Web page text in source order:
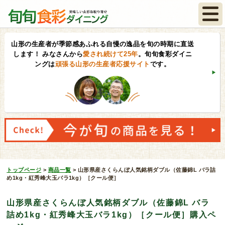
山形の生産者が季節感あふれる自慢の逸品を旬の時期に直送
します！ みなさんから愛され続けて25年。旬旬食彩ダイニ
ングは頑張る山形の生産者応援サイト です。
トップページ > 商品一覧 > 山形県産さくらんぼ人気銘柄ダブル（佐藤錦L バラ詰
め1kg・紅秀峰大玉バラ1kg）［クール便］
山形県産さくらんぼ人気銘柄ダブル（佐藤錦L バラ
詰め1kg・紅秀峰大玉バラ1kg）［クール便］購入ペ